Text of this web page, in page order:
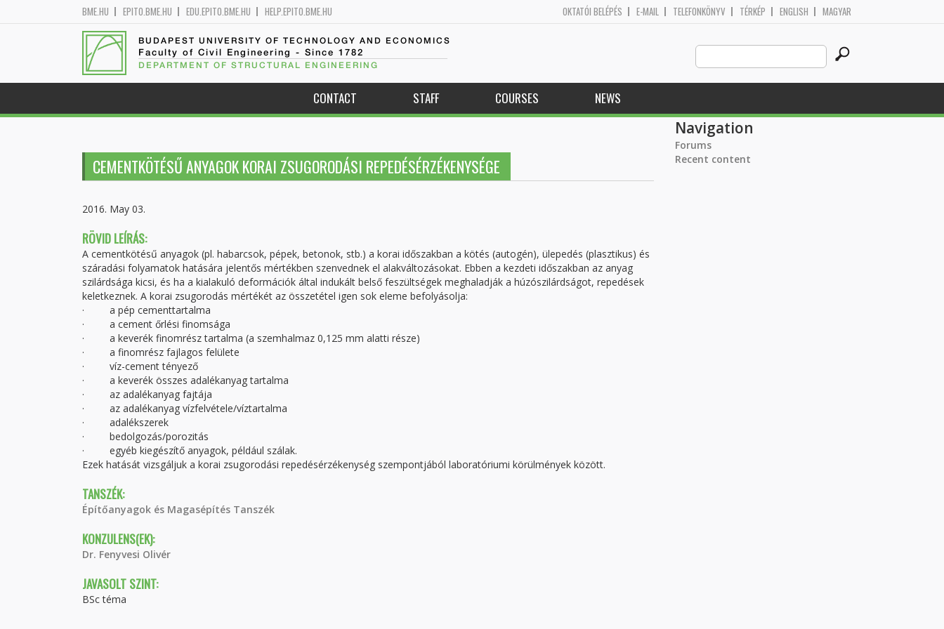
BME.HU EPITO.BME.HU EDU.EPITO.BME.HU HELP.EPITO.BME.HU OKTATÓI BELÉPÉS E-MAIL TELEFONKÖNYV TÉRKÉP ENGLISH MAGYAR
BUDAPEST UNIVERSITY OF TECHNOLOGY AND ECONOMICS
Faculty of Civil Engineering - Since 1782
DEPARTMENT OF STRUCTURAL ENGINEERING
Search
this
site
CONTACT STAFF COURSES NEWS
CEMENTKÖTÉSŰ ANYAGOK KORAI ZSUGORODÁSI REPEDÉSÉRZÉKENYSÉGE
2016. May 03.
RÖVID LEÍRÁS:
A cementkötésű anyagok (pl. habarcsok, pépek, betonok, stb.) a korai időszakban a kötés (autogén), ülepedés (plasztikus) és
száradási folyamatok hatására jelentős mértékben szenvednek el alakváltozásokat. Ebben a kezdeti időszakban az anyag
szilárdsága kicsi, és ha a kialakuló deformációk által indukált belső feszültségek meghaladják a húzószilárdságot, repedések
keletkeznek. A korai zsugorodás mértékét az összetétel igen sok eleme befolyásolja:
· a pép cementtartalma
· a cement őrlési finomsága
· a keverék finomrész tartalma (a szemhalmaz 0,125 mm alatti része)
· a finomrész fajlagos felülete
· víz-cement tényező
· a keverék összes adalékanyag tartalma
· az adalékanyag fajtája
· az adalékanyag vízfelvétele/víztartalma
· adalékszerek
· bedolgozás/porozitás
· egyéb kiegészítő anyagok, például szálak.
Ezek hatását vizsgáljuk a korai zsugorodási repedésérzékenység szempontjából laboratóriumi körülmények között.
TANSZÉK:
Építőanyagok és Magasépítés Tanszék
KONZULENS(EK):
Dr. Fenyvesi Olivér
JAVASOLT SZINT:
BSc téma
Navigation
Forums
Recent content